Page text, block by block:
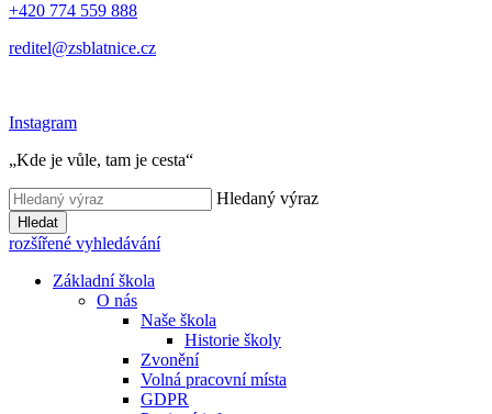
+420 774 559 888
reditel@zsblatnice.cz
Instagram
„Kde je vůle, tam je cesta“
Hledaný výraz
Hledat
rozšířené vyhledávání
Základní škola
O nás
Naše škola
Historie školy
Zvonění
Volná pracovní místa
GDPR